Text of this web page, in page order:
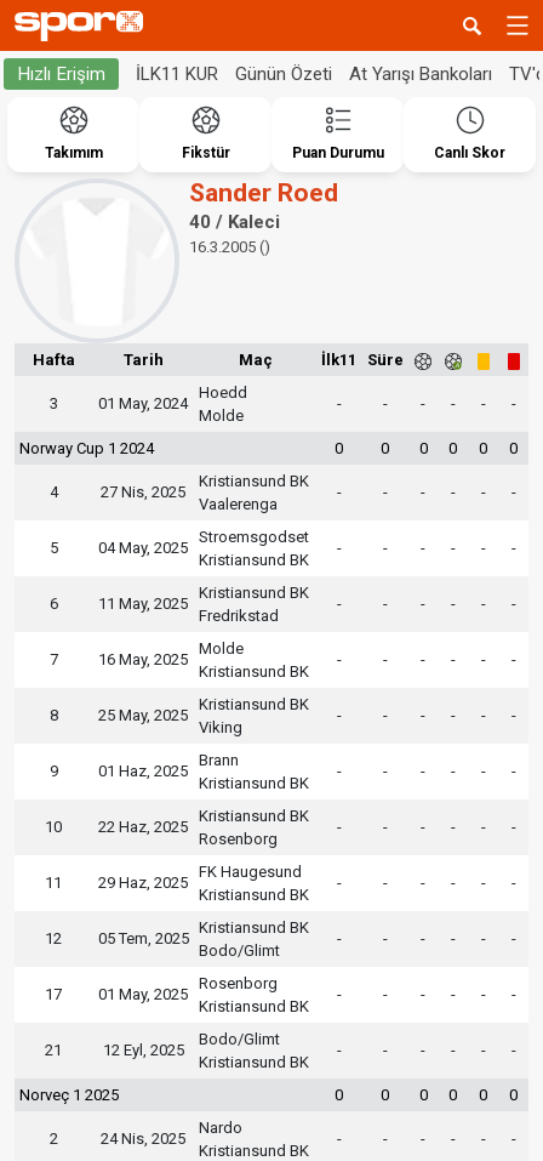
Hızlı Erişim İLK11 KUR Günün Özeti At Yarışı Bankoları
Takımım Fikstür Puan Durumu Canlı Skor
Sander Roed
40 / Kaleci
16.3.2005 ()
Hafta Tarih Maç İlk11 Süre
3 01 May, 2024
Hoedd
Molde
- - - - - -
Norway Cup 1 2024 0 0 0 0 0 0
4 27 Nis, 2025
Kristiansund BK
Vaalerenga
- - - - - -
5 04 May, 2025
Stroemsgodset
Kristiansund BK
- - - - - -
6 11 May, 2025
Kristiansund BK
Fredrikstad
- - - - - -
7 16 May, 2025
Molde
Kristiansund BK
- - - - - -
8 25 May, 2025
Kristiansund BK
Viking
- - - - - -
9 01 Haz, 2025
Brann
Kristiansund BK
- - - - - -
10 22 Haz, 2025
Kristiansund BK
Rosenborg
- - - - - -
11 29 Haz, 2025
FK Haugesund
Kristiansund BK
- - - - - -
12 05 Tem, 2025
Kristiansund BK
Bodo/Glimt
- - - - - -
17 01 May, 2025
Rosenborg
Kristiansund BK
- - - - - -
21 12 Eyl, 2025
Bodo/Glimt
Kristiansund BK
- - - - - -
Norveç 1 2025 0 0 0 0 0 0
2 24 Nis, 2025
Nardo
Kristiansund BK
- - - - - -